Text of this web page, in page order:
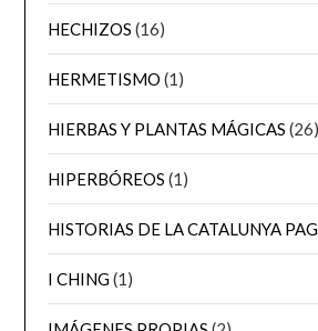
HECHIZOS (16)
HERMETISMO (1)
HIERBAS Y PLANTAS MÁGICAS (26)
HIPERBÓREOS (1)
HISTORIAS DE LA CATALUNYA
I CHING(1)